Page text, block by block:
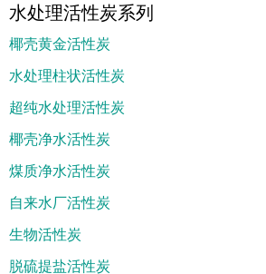
水处理活性炭系列
椰壳黄金活性炭
水处理柱状活性炭
超纯水处理活性炭
椰壳净水活性炭
煤质净水活性炭
自来水厂活性炭
生物活性炭
脱硫提盐活性炭